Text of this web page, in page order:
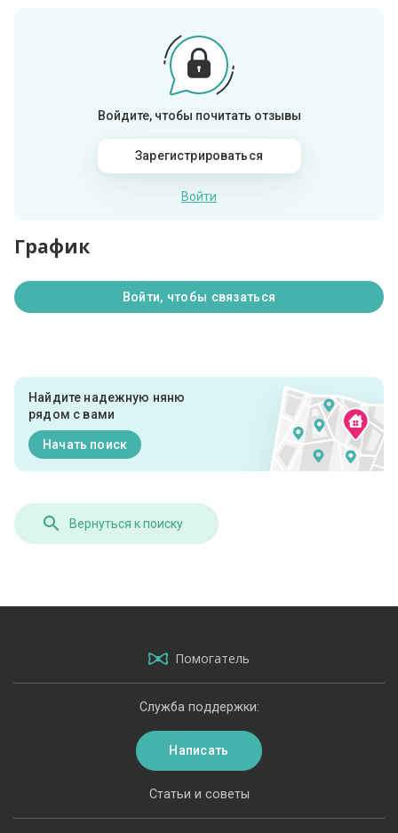
Войдите, чтобы почитать отзывы
Зарегистрироваться
Войти
График
Войти, чтобы связаться
Найдите надежную няню
рядом с вами
Начать поиск
Вернуться к поиску
Помогатель
Статьи и советы
Служба поддержки:
Написать